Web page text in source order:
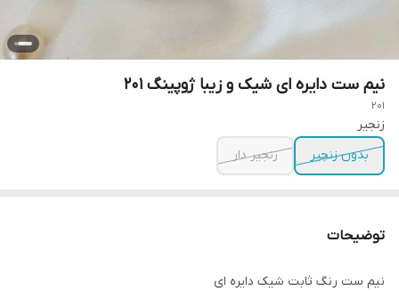
نیم ست دایره ای شیک و زیبا ژوپینگ ۲۰۱
201
زنجیر
بدون زنجیر
زنجیر دار
توضیحات
نیم ست رنگ ثابت شیک دایره ای